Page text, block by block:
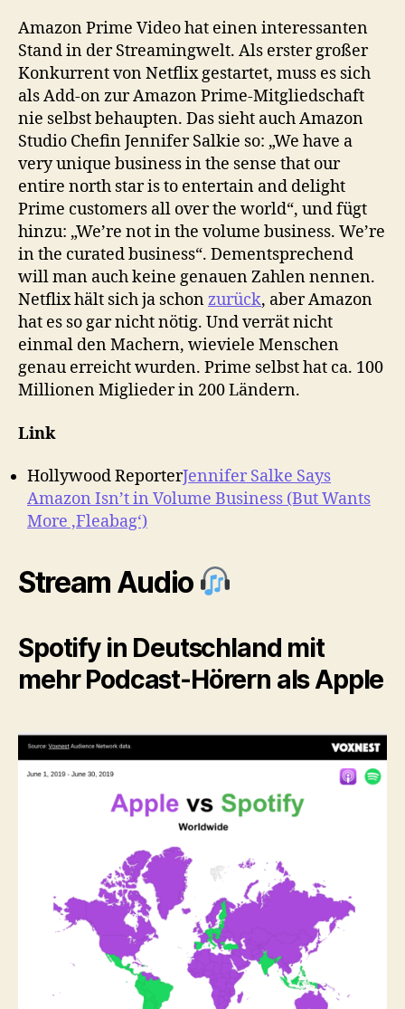
Amazon Prime Video hat einen interessanten
Stand in der Streamingwelt. Als erster großer
Konkurrent von Netflix gestartet, muss es sich
als Add-on zur Amazon Prime-Mitgliedschaft
nie selbst behaupten. Das sieht auch Amazon
Studio Chefin Jennifer Salkie so: „We have a
very unique business in the sense that our
entire north star is to entertain and delight
Prime customers all over the world“, und fügt
hinzu: „We’re not in the volume business. We’re
in the curated business“. Dementsprechend
will man auch keine genauen Zahlen nennen.
Netflix hält sich ja schonzurück, aber Amazon
hat es so gar nicht nötig. Und verrät nicht
einmal den Machern, wieviele Menschen
genau erreicht wurden. Prime selbst hat ca. 100
Millionen Miglieder in 200 Ländern.
Link
Hollywood ReporterJennifer Salke Says
Amazon Isn’t in Volume Business (But Wants
More ‚Fleabag‘)
Stream Audio
Spotify in Deutschland mit
mehr Podcast-Hörern als Apple